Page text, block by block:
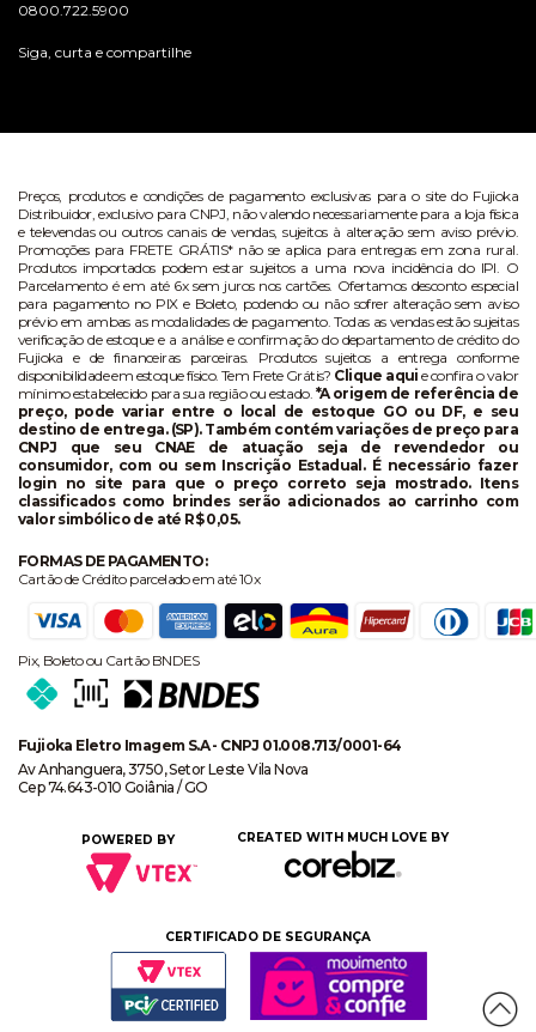
0800.722.5900
Siga, curta e compartilhe
Preços, produtos e condições de pagamento exclusivas para o site do Fujioka
Distribuidor, exclusivo para CNPJ, não valendo necessariamente para a loja física
e televendas ou outros canais de vendas, sujeitos à alteração sem aviso prévio.
Promoções para FRETE GRÁTIS* não se aplica para entregas em zona rural.
Produtos importados podem estar sujeitos a uma nova incidência do IPI. O
Parcelamento é em até 6x sem juros nos cartões. Ofertamos desconto especial
para pagamento no PIX e Boleto, podendo ou não sofrer alteração sem aviso
prévio em ambas as modalidades de pagamento. Todas as vendas estão sujeitas
verificação de estoque e a análise e confirmação do departamento de crédito do
Fujioka e de financeiras parceiras. Produtos sujeitos a entrega conforme
disponibilidade em estoque físico. Tem Frete Grátis? Clique aqui e confira o valor
mínimo estabelecido para sua região ou estado. *A origem de referência de
preço, pode variar entre o local de estoque GO ou DF, e seu
destino de entrega. (SP). Também contém variações de preço para
CNPJ que seu CNAE de atuação seja de revendedor ou
consumidor, com ou sem Inscrição Estadual. É necessário fazer
login no site para que o preço correto seja mostrado. Itens
classificados como brindes serão adicionados ao carrinho com
valor simbólico de até R$ 0,05.
FORMAS DE PAGAMENTO:
Cartão de Crédito parcelado em até 10x
Pix, Boleto ou Cartão BNDES
Fujioka Eletro Imagem S.A - CNPJ 01.008.713/0001-64
Av Anhanguera, 3750, Setor Leste Vila Nova
Cep 74.643-010 Goiânia / GO
POWERED BY CREATED WITH MUCH LOVE BY
CERTIFICADO DE SEGURANÇA